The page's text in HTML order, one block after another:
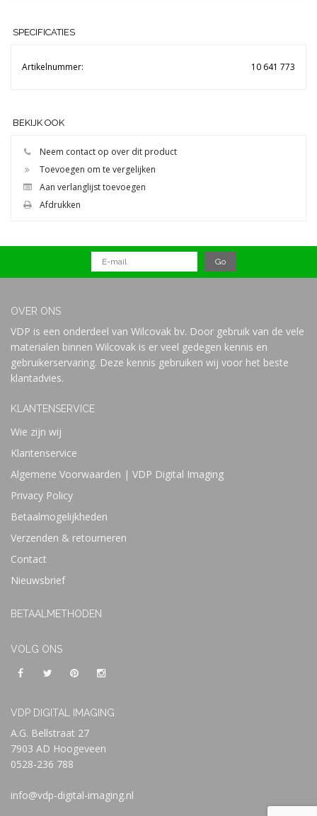
SPECIFICATIES
Artikelnummer: 10 641 773
BEKIJK OOK
Neem contact op over dit product
Toevoegen om te vergelijken
Aan verlanglijst toevoegen
Afdrukken
OVER ONS
VDP is een onderdeel van Wilcovak bv. Door gebruik van de vele
materialen binnen Wilcovak is er veel gedegen kennis en
gebruikerservaring. Deze kennis gebruiken wij voor het beste
klantadvies.
KLANTENSERVICE
Wie zijn wij
Klantenservice
Algemene Voorwaarden | VDP Digital Imaging
Privacy Policy
Betaalmogelijkheden
Verzenden & retourneren
Contact
Nieuwsbrief
BETAALMETHODEN
VOLG ONS
VDP DIGITAL IMAGING
A.G. Bellstraat 27
7903 AD Hoogeveen
0528-236 788
info@vdp-digital-imaging.nl